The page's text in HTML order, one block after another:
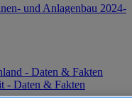
und Anlagenbau 2024-
- Daten & Fakten
- Daten & Fakten